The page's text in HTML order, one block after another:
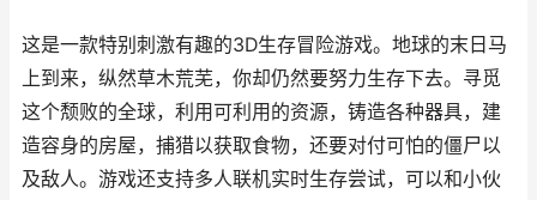
这是一款特别刺激有趣的3D生存冒险游戏。地球的末日马
上到来，纵然草木荒芜，你却仍然要努力生存下去。寻觅
这个颓败的全球，利用可利用的资源，铸造各种器具，建
造容身的房屋，捕猎以获取食物，还要对付可怕的僵尸以
及敌人。游戏还支持多人联机实时生存尝试，可以和小伙